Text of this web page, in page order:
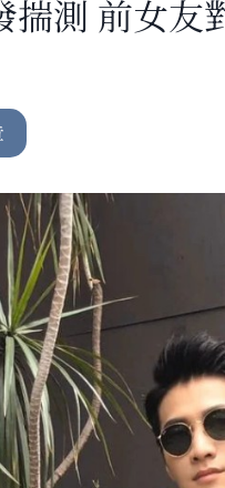
揣測 前女友